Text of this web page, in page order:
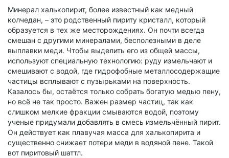
Минерал халькопирит, более известный как медный
колчедан, – это родственный пириту кристалл, который
образуется в тех же месторождениях. Он почти всегда
смешан с другими минералами, бесполезными в деле
выплавки меди. Чтобы выделить его из общей массы,
используют специальную технологию: руду измельчают и
смешивают с водой, где гидрофобные металлосодержащие
частицы всплывают с пузырьками на поверхность.
Казалось бы, остаётся только собрать богатую медью пену,
но всё не так просто. Важен размер частиц, так как
слишком мелкие фракции смываются водой, поэтому
ученые придумали добавлять в смесь измельчённый пирит.
Он действует как плавучая масса для халькопирита и
существенно снижает потери меди в водяной пене. Такой
вот пиритовый шаттл.